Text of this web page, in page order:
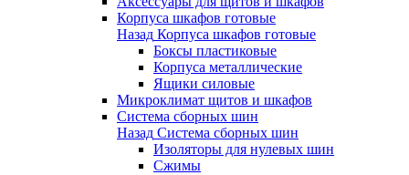
Корпуса шкафов готовые
Назад Корпуса шкафов готовые
Боксы пластиковые
Корпуса металлические
Ящики силовые
Микроклимат щитов и шкафов
Система сборных шин
Назад Система сборных шин
Изоляторы для нулевых шин
Сжимы